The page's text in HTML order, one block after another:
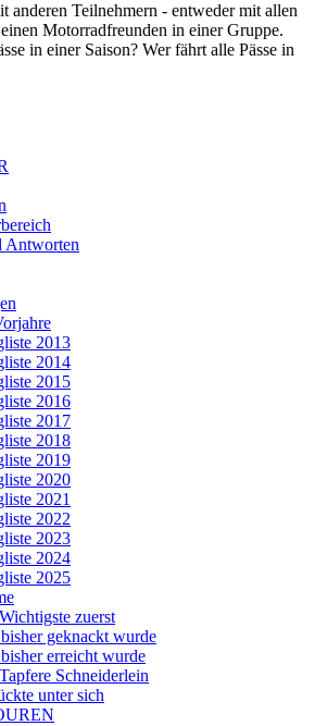
anderen Teilnehmern - entweder mit allen
Motorradfreunden in einer Gruppe.
in einer Saison? Wer fährt alle Pässe in
Antworten
2013
2014
2015
2016
2017
2018
2019
2020
2021
2022
2023
2024
2025
zuerst
geknackt wurde
erreicht wurde
Schneiderlein
unter sich